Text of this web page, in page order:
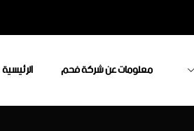
الرئيسية معلومات عن شركة فحم